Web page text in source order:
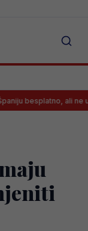
ali ne u